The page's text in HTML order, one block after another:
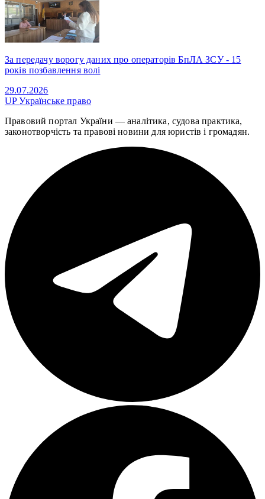
За передачу ворогу даних про операторів БпЛА ЗСУ - 15
років позбавлення волі
29.07.2026
UPУкраїнське право
Правовий портал України — аналітика, судова практика,
законотворчість та правові новини для юристів і громадян.